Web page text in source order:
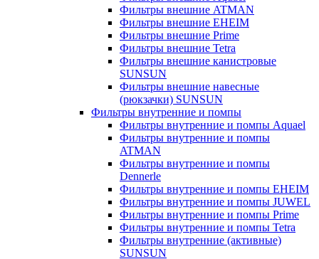
Фильтры внешние ATMAN
Фильтры внешние EHEIM
Фильтры внешние Prime
Фильтры внешние Tetra
Фильтры внешние канистровые
SUNSUN
Фильтры внешние навесные
(рюкзачки) SUNSUN
Фильтры внутренние и помпы
Фильтры внутренние и помпы Aquael
Фильтры внутренние и помпы
ATMAN
Фильтры внутренние и помпы
Dennerle
Фильтры внутренние и помпы EHEIM
Фильтры внутренние и помпы JUWEL
Фильтры внутренние и помпы Prime
Фильтры внутренние и помпы Tetra
Фильтры внутренние (активные)
SUNSUN